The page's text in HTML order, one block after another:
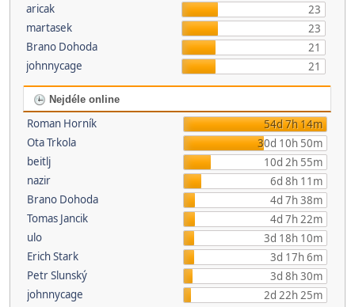
aricak
23
martasek
23
Brano Dohoda
21
johnnycage
21
Nejdéle online
Roman Horník
54d 7h 14m
Ota Trkola
30d 10h 50m
beitlj
10d 2h 55m
nazir
6d 8h 11m
Brano Dohoda
4d 7h 38m
Tomas Jancik
4d 7h 22m
ulo
3d 18h 10m
Erich Stark
3d 17h 6m
Petr Slunský
3d 8h 30m
johnnycage
2d 22h 25m